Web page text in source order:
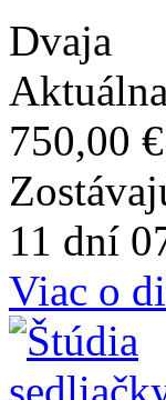
Dvaja
750,00 €
11 dní
Viac o